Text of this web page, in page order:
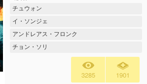
チュウォン
イ・ソンジェ
アンドレアス・フロンク
チョン・ソリ
3285 1901